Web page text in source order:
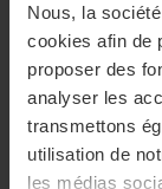
Nous, la société
cookies afin de
proposer des
analyser les
transmettons
utilisation de
les médias